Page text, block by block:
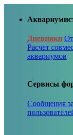
Дневники
Расчет
аквариумов
Сервисы
Сообщения